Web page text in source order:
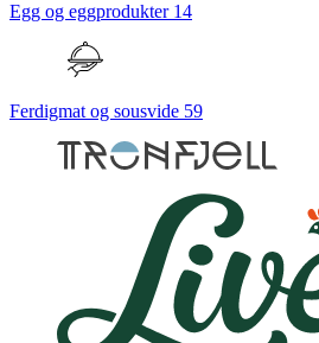
Egg og eggprodukter 14
Ferdigmat og sousvide 59